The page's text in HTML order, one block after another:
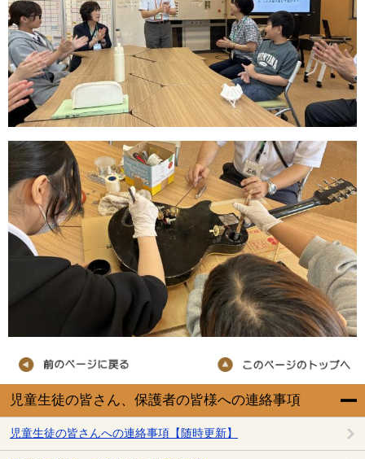
児童生徒の皆さん、保護者の皆様への連絡事項
児童生徒の皆さんへの連絡事項【随時更新】